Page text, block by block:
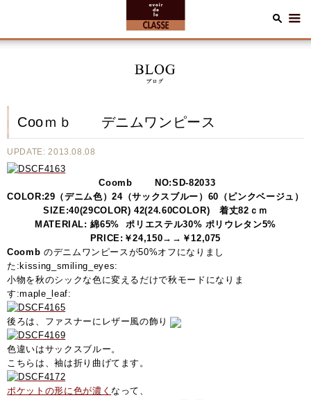
Cooｍｂ デニムワンピース
UPDATE: 2013.08.08
Coomb NO:SD-82033
COLOR:29（デニム色）24（サックスブルー）60（ピンクベージュ）
SIZE:40(29COLOR) 42(24.60COLOR) 着丈82ｃｍ
MATERIAL: 綿65% ポリエステル30% ポリウレタン5%
PRICE:￥24,150→→￥12,075
Coomb のデニムワンピースが50%オフになりまし
た:kissing_smiling_eyes:
小物を秋のシックな色に変えるだけで秋モードになりま
す:maple_leaf:
後ろは、ファスナーにレザー風の飾り
色違いはサックスブルー。
こちらは、袖は折り曲げてます。
ポケットの形に色が濃くなって、